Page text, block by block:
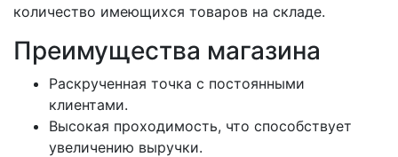
количество имеющихся товаров на складе.
Преимущества магазина
Раскрученная точка с постоянными
клиентами.
Высокая проходимость, что способствует
увеличению выручки.